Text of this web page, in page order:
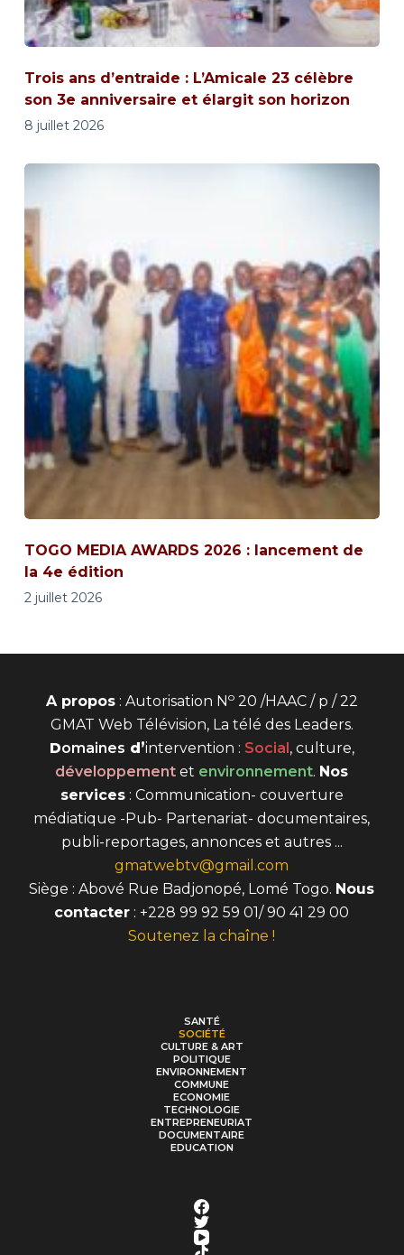
Trois ans d’entraide : L’Amicale 23 célèbre
son 3e anniversaire et élargit son horizon
8 juillet 2026
TOGO MEDIA AWARDS 2026 : lancement de
la 4e édition
2 juillet 2026
A propos: Autorisation No20 /HAAC / p / 22
GMAT Web Télévision, La télé des Leaders.
Domaines d’intervention : Social, culture,
développement et environnement. Nos
services: Communication- couverture
médiatique -Pub- Partenariat- documentaires,
publi-reportages, annonces et autres ...
gmatwebtv@gmail.com
Siège : Abové Rue Badjonopé, Lomé Togo. Nous
contacter : +228 99 92 59 01/ 90 41 29 00
Soutenez la chaîne !
SANTÉ
SOCIÉTÉ
CULTURE & ART
POLITIQUE
ENVIRONNEMENT
COMMUNE
ECONOMIE
TECHNOLOGIE
ENTREPRENEURIAT
DOCUMENTAIRE
EDUCATION